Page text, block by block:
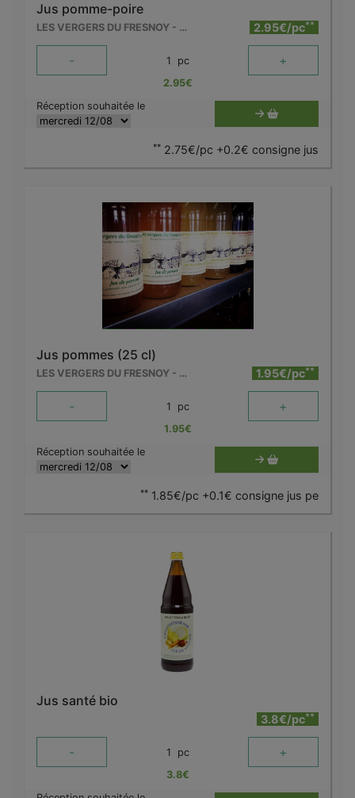
Jus pomme-poire
LES VERGERS DU FRESNOY - MOLENBAIX 2.95€/pc**
- 1 pc +
2.95€
Réception souhaitée le
** 2.75€/pc +0.2€ consigne jus
Jus pommes (25 cl)
LES VERGERS DU FRESNOY - MOLENBAIX 1.95€/pc**
- 1 pc +
1.95€
Réception souhaitée le
** 1.85€/pc +0.1€ consigne jus pe
Jus santé bio
3.8€/pc**
- 1 pc +
3.8€